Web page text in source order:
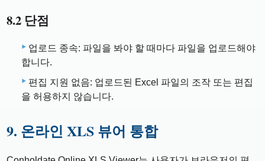
8.2 단점
업로드 종속: 파일을 봐야 할 때마다 파일을 업로드해야
합니다.
편집 지원 없음: 업로드된 Excel 파일의 조작 또는 편집
을 허용하지 않습니다.
9. 온라인 XLS 뷰어 통합